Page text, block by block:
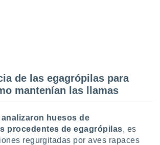
de las egagrópilas para
mantenían las llamas
huesos de
procedentes de egagrópilas, es
regurgitadas por aves rapaces